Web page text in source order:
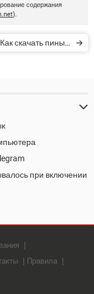
содержания
).
Как скачать пины с
при включении
Правила